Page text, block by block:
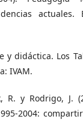
actuales.
y didáctica. Los
IVAM.
R. y Rodrigo, J.
2004: